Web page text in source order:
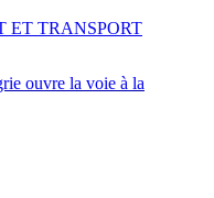
ouvre la voie à la
ET TRANSPORT